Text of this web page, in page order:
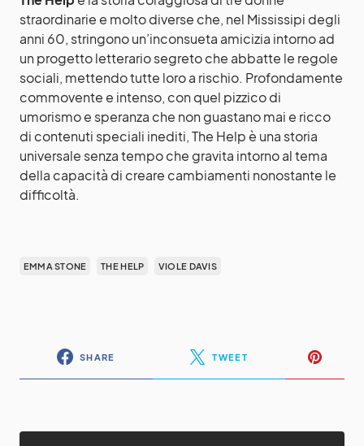
straordinarie e molto diverse che, nel Mississipi degli
anni 60, stringono un’inconsueta amicizia intorno ad
un progetto letterario segreto che abbatte le regole
sociali, mettendo tutte loro a rischio. Profondamente
commovente e intenso, con quel pizzico di
umorismo e speranza che non guastano mai e ricco
di contenuti speciali inediti, The Help è una storia
universale senza tempo che gravita intorno al tema
della capacità di creare cambiamenti nonostante le
difficoltà.
EMMA STONE THE HELP VIOLE DAVIS
SHARE TWEET